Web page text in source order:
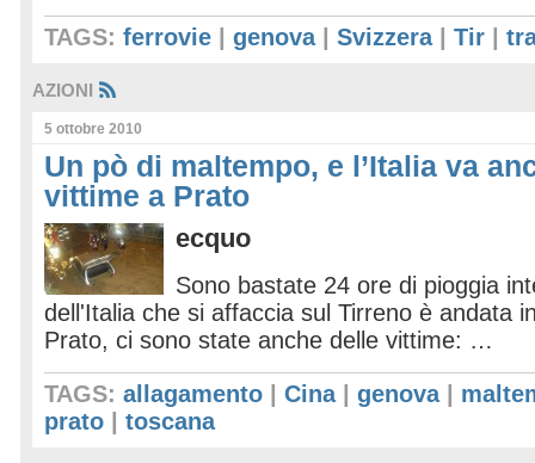
TAGS: ferrovie genova| Svizzera| Tir
AZIONI
5 ottobre 2010
Un pò di maltempo, e l’Italia va
vittime a Prato
ecquo
Sono bastate 24 ore di pioggia
dell'Italia che si affaccia sul Tirreno è andata
Prato, ci sono state anche delle vittime: …
TAGS: allagamento Cina| genova|
prato
toscana